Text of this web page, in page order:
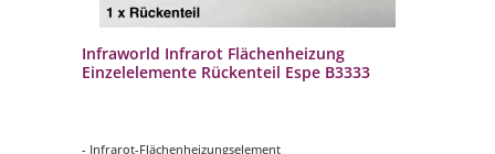
Infraworld Infrarot Flächenheizung
Einzelelemente Rückenteil Espe B3333
- Infrarot-Flächenheizungselement